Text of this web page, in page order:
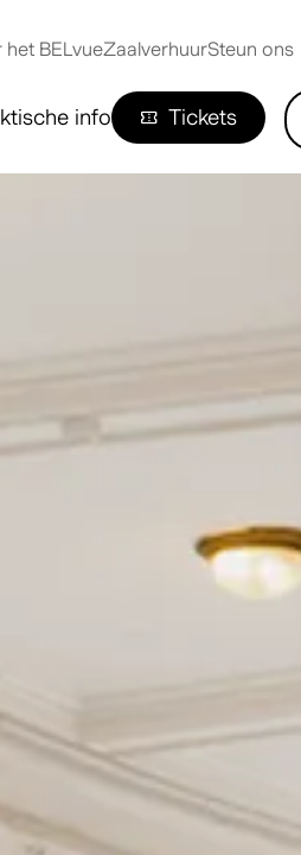
het BELvueZaalverhuurSteun ons
info Tickets